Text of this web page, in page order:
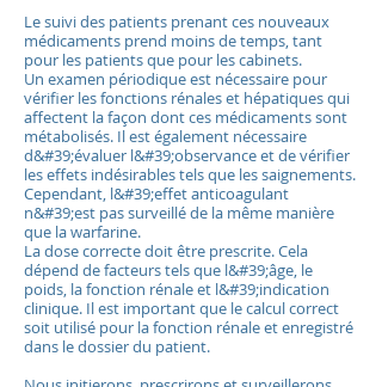
Le suivi des patients prenant ces nouveaux
médicaments prend moins de temps, tant
pour les patients que pour les cabinets.
Un examen périodique est nécessaire pour
vérifier les fonctions rénales et hépatiques qui
affectent la façon dont ces médicaments sont
métabolisés. Il est également nécessaire
d&#39;évaluer l&#39;observance et de vérifier
les effets indésirables tels que les saignements.
Cependant, l&#39;effet anticoagulant
n&#39;est pas surveillé de la même manière
que la warfarine.
La dose correcte doit être prescrite. Cela
dépend de facteurs tels que l&#39;âge, le
poids, la fonction rénale et l&#39;indication
clinique. Il est important que le calcul correct
soit utilisé pour la fonction rénale et enregistré
dans le dossier du patient.